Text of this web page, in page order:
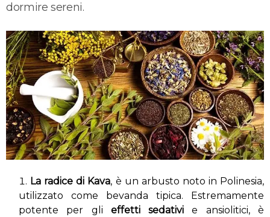
dormire sereni.
La radice di Kava, è un arbusto noto in Polinesia,
utilizzato come bevanda tipica. Estremamente
potente per gli effetti sedativi e ansiolitici, è